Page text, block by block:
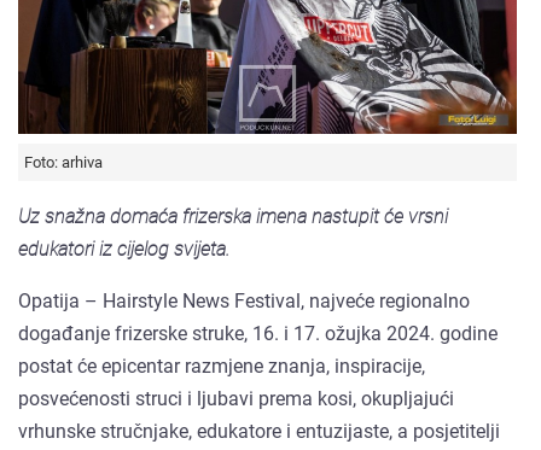
Foto: arhiva
Uz snažna domaća frizerska imena nastupit će vrsni
edukatori iz cijelog svijeta.
Opatija – Hairstyle News Festival, najveće regionalno
događanje frizerske struke, 16. i 17. ožujka 2024. godine
postat će epicentar razmjene znanja, inspiracije,
posvećenosti struci i ljubavi prema kosi, okupljajući
vrhunske stručnjake, edukatore i entuzijaste, a posjetitelji